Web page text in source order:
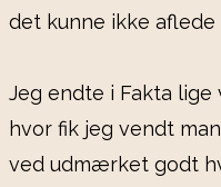
det kunne ikke aflede
Jeg endte i Fakta lige
hvor fik jeg vendt
ved udmærket godt